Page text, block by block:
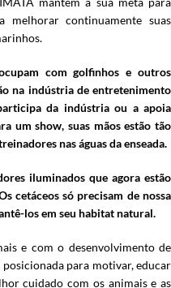
melhorar continuamente suas
com golfinhos e outros
na indústria de entretenimento
da indústria ou a apoia
um show, suas mãos estão tão
nas águas da enseada.
iluminados que agora estão
cetáceos só precisam de nossa
los em seu habitat natural.
e com o desenvolvimento de
para motivar, educar
cuidado com os animais e as